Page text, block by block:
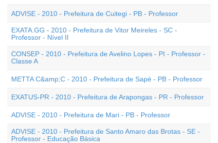
ADVISE - 2010 - Prefeitura de Cuitegi - PB - Professor
EXATA.GG - 2010 - Prefeitura de Vitor Meireles - SC -
Professor - Nível II
CONSEP - 2010 - Prefeitura de Avelino Lopes - PI - Professor -
Classe A
METTA C&amp;C - 2010 - Prefeitura de Sapé - PB - Professor
EXATUS-PR - 2010 - Prefeitura de Arapongas - PR - Professor
ADVISE - 2010 - Prefeitura de Mari - PB - Professor
ADVISE - 2010 - Prefeitura de Santo Amaro das Brotas - SE -
Professor - Educação Básica